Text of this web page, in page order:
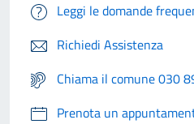
Leggi le domande
Richiedi Assistenza
Chiama il comune 030
Prenota un